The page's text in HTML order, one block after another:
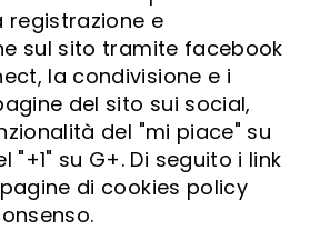
e
sul sito tramite facebook
la condivisione e i
del sito sui social,
del "mi piace" su
"+1" su G+. Di seguito i link
di cookies policy